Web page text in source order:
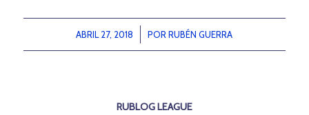
ABRIL 27, 2018
/ PORRUBÉN GUERRA
RUBLOG LEAGUE